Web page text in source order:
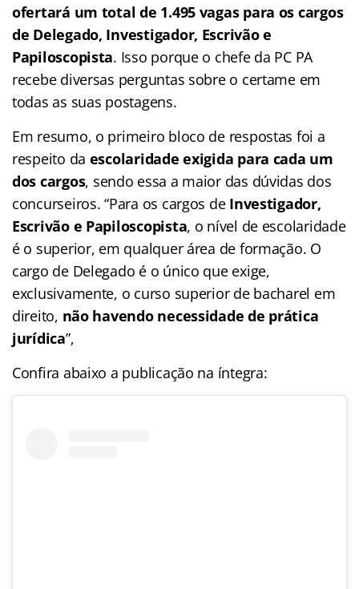
ofertará um total de 1.495 vagas para os cargos
de Delegado, Investigador, Escrivão e
Papiloscopista. Isso porque o chefe da PC PA
recebe diversas perguntas sobre o certame em
todas as suas postagens.
Em resumo, o primeiro bloco de respostas foi a
respeito da escolaridade exigida para cada um
dos cargos, sendo essa a maior das dúvidas dos
concurseiros. “Para os cargos de Investigador,
Escrivão e Papiloscopista, o nível de escolaridade
é o superior, em qualquer área de formação. O
cargo de Delegado é o único que exige,
exclusivamente, o curso superior de bacharel em
direito, não havendo necessidade de prática
jurídica”,
Confira abaixo a publicação na íntegra: